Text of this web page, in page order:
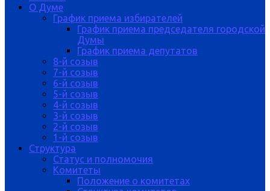
О Думе
График приема избирателей
График приема председателя городской
Думы
График приема депутатов
8-й созыв
7-й созыв
6-й созыв
5-й созыв
4-й созыв
3-й созыв
2-й созыв
1-й созыв
Структура
Статус и полномочия
Комитеты
Положение о комитетах